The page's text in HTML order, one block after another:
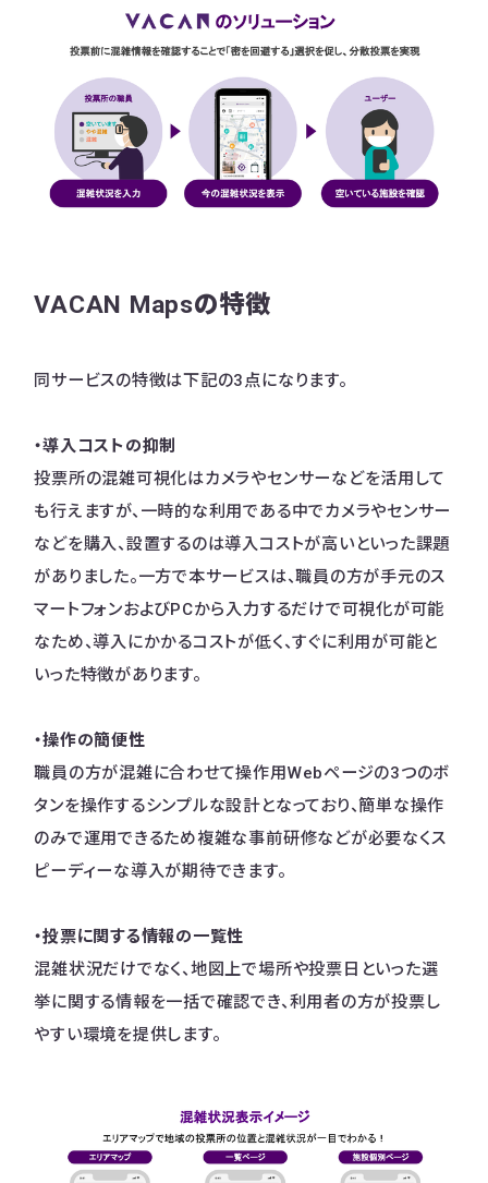
VACAN Mapsの特徴
同サービスの特徴は下記の3点になります。
・導入コストの抑制
投票所の混雑可視化はカメラやセンサーなどを活用して
も行えますが、一時的な利用である中でカメラやセンサー
などを購入、設置するのは導入コストが高いといった課題
がありました。一方で本サービスは、職員の方が手元のス
マートフォンおよびPCから入力するだけで可視化が可能
なため、導入にかかるコストが低く、すぐに利用が可能と
いった特徴があります。
・操作の簡便性
職員の方が混雑に合わせて操作用Webページの3つのボ
タンを操作するシンプルな設計となっており、簡単な操作
のみで運用できるため複雑な事前研修などが必要なくス
ピーディーな導入が期待できます。
・投票に関する情報の一覧性
混雑状況だけでなく、地図上で場所や投票日といった選
挙に関する情報を一括で確認でき、利用者の方が投票し
やすい環境を提供します。